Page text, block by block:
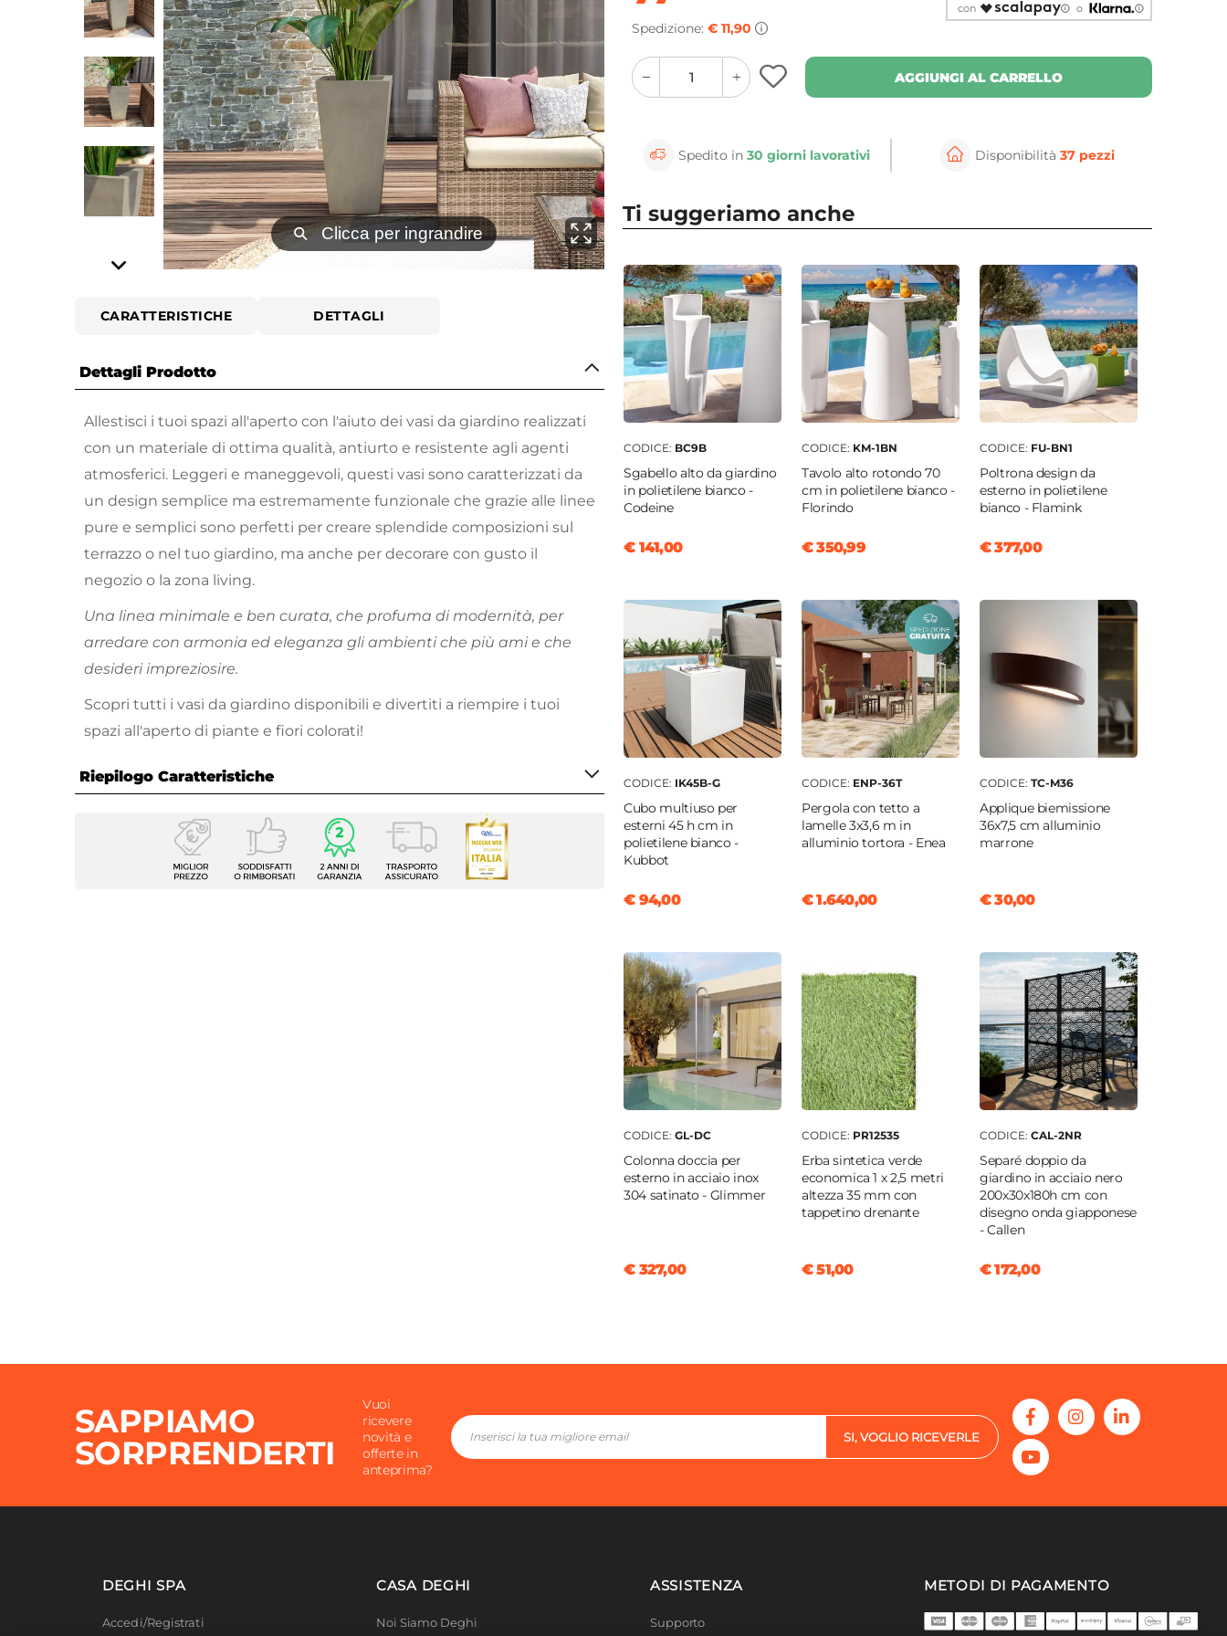
⚲ Clicca per ingrandire ⚲ Clicca per ingrandire
CARATTERISTICHE DETTAGLI
Dettagli Prodotto
Allestisci i tuoi spazi all'aperto con l'aiuto dei vasi da giardino realizzati
con un materiale di ottima qualità, antiurto e resistente agli agenti
atmosferici. Leggeri e maneggevoli, questi vasi sono caratterizzati da
un design semplice ma estremamente funzionale che grazie alle linee
pure e semplici sono perfetti per creare splendide composizioni sul
terrazzo o nel tuo giardino, ma anche per decorare con gusto il
negozio o la zona living.
Una linea minimale e ben curata, che profuma di modernità, per
arredare con armonia ed eleganza gli ambienti che più ami e che
desideri impreziosire.
Scopri tutti i vasi da giardino disponibili e divertiti a riempire i tuoi
spazi all'aperto di piante e fiori colorati!
Riepilogo Caratteristiche
Caratteristiche
Vaso
Quadrata
Spedizione: € 11,90
con
o
quantity
button
quantity
minus
button
AGGIUNGI AL CARRELLO
Spedito in30 giorni lavorativi Disponibilità 37 pezzi
Ti suggeriamo anche
CODICE: BC9B
Sgabello alto da giardino
in polietilene bianco -
Codeine
€ 141,00
CODICE: KM-1BN
Tavolo alto rotondo 70
cm in polietilene bianco -
Florindo
€ 350,99
CODICE: FU-BN1
Poltrona design da
esterno in polietilene
bianco - Flamink
€ 377,00
CODICE: IK45B-G
Cubo multiuso per
esterni 45 h cm in
polietilene bianco -
Kubbot
€ 94,00
CODICE: ENP-36T
Pergola con tetto a
lamelle 3x3,6 m in
alluminio tortora - Enea
€ 1.640,00
CODICE: TC-M36
Applique biemissione
36x7,5 cm alluminio
marrone
€ 30,00
CODICE: GL-DC
Colonna doccia per
esterno in acciaio inox
304 satinato - Glimmer
€ 327,00
CODICE: PR12535
Erba sintetica verde
economica 1 x 2,5 metri
altezza 35 mm con
tappetino drenante
€ 51,00
CODICE: CAL-2NR
Separé doppio da
giardino in acciaio nero
200x30x180h cm con
disegno onda giapponese
- Callen
€ 172,00
SAPPIAMO
SORPRENDERTI
Vuoi
ricevere
novità e
offerte in
anteprima?
SI, VOGLIO RICEVERLE
DEGHI SPA
Accedi/Registrati
CASA DEGHI
Noi Siamo Deghi
ASSISTENZA
Supporto
METODI DI PAGAMENTO